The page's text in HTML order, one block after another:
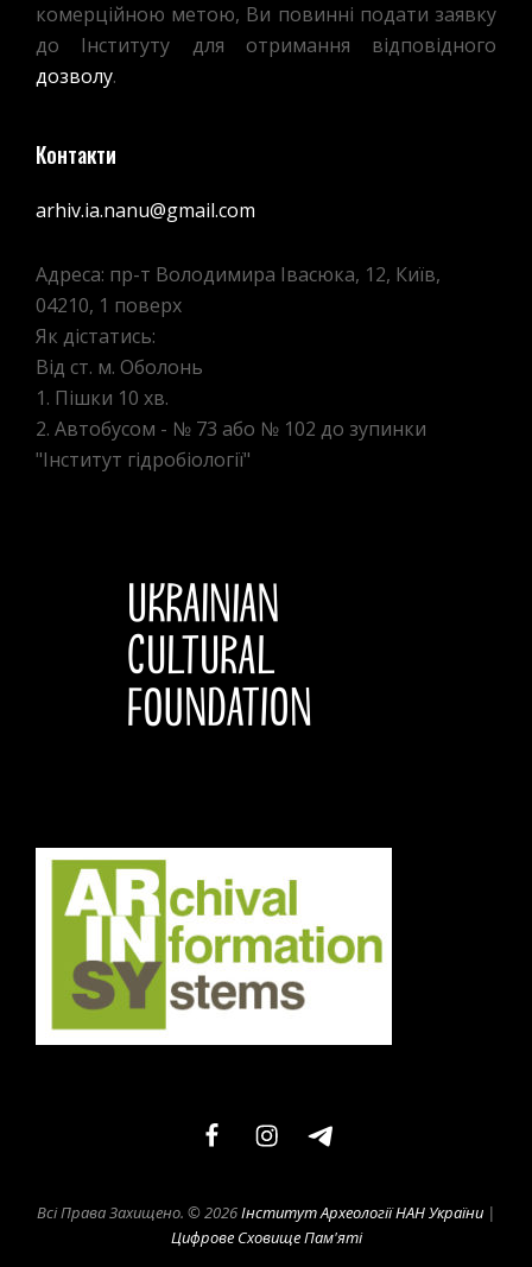
комерційною метою, Ви повинні подати заявку
до Інституту для отримання відповідного
дозволу.
Контакти
arhiv.ia.nanu@gmail.com
Адреса: пр-т Володимира Івасюка, 12, Київ,
04210, 1 поверх
Як дістатись:
Від ст. м. Оболонь
1. Пішки 10 хв.
2. Автобусом - № 73 або № 102 до зупинки
"Інститут гідробіології"
facebookinstagramtelegram
Всі Права Захищено. © 2026Інститут Археології НАН України |
Цифрове Сховище Пам'яті